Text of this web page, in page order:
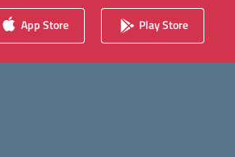
App Store Play Store